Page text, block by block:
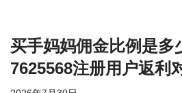
买手妈妈佣金比例是多
7625568注册用户返利